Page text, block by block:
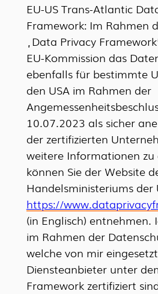
EU-US Trans-Atlantic
Framework: Im Rahmen
„Data Privacy
EU-Kommission das
ebenfalls für bestimmte
den USA im Rahmen der
10.07.2023 als sicher
der zertifizierten
weitere Informationen zu
können Sie der Website
Handelsministeriums der
https://
(in Englisch) entnehmen.
im Rahmen der
welche von mir
Diensteanbieter unter
Framework zertifiziert